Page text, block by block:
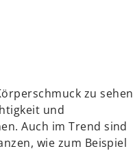
zu sehen
und
Auch im Trend sind
wie zum Beispiel